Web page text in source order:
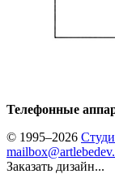
Телефонные
© 1995–2026
Заказать дизайн...